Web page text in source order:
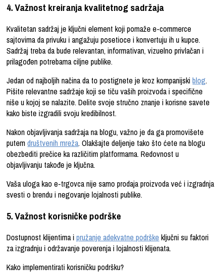
4. Važnost kreiranja kvalitetnog sadržaja
Kvalitetan sadržaj je ključni element koji pomaže e-commerce
sajtovima da privuku i angažuju posetioce i konvertuju ih u kupce.
Sadržaj treba da bude relevantan, informativan, vizuelno privlačan i
prilagođen potrebama ciljne publike.
Jedan od najboljih načina da to postignete je kroz kompanijskiblog.
Pišite relevantne sadržaje koji se tiču vaših proizvoda i specifične
niše u kojoj se nalazite. Delite svoje stručno znanje i korisne savete
kako biste izgradili svoju kredibilnost.
Nakon objavljivanja sadržaja na blogu, važno je da ga promovišete
putemdruštvenih mreža. Olakšajte deljenje tako što ćete na blogu
obezbediti prečice ka različitim platformama. Redovnost u
objavljivanju takođe je ključna.
Vaša uloga kao e-trgovca nije samo prodaja proizvoda već i izgradnja
svesti o brendu i negovanje lojalnosti publike.
5. Važnost korisničke podrške
Dostupnost klijentima ipružanje adekvatne podrške ključni su faktori
za izgradnju i održavanje poverenja i lojalnosti klijenata.
Kako implementirati korisničku podršku?